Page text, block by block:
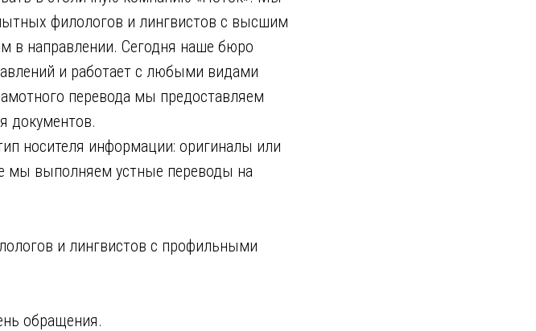
филологов и лингвистов с высшим
направлении. Сегодня наше бюро
и работает с любыми видами
перевода мы предоставляем
документов.
носителя информации: оригиналы или
мы выполняем устные переводы на
и лингвистов с профильными
обращения.